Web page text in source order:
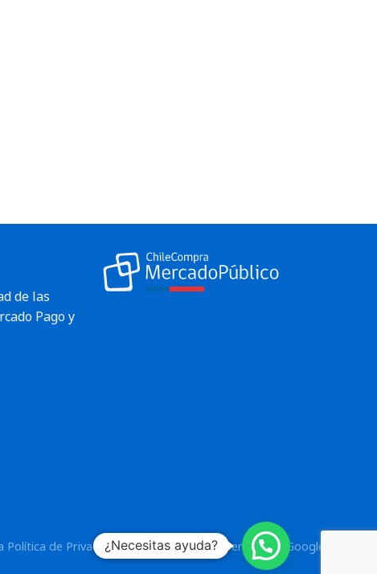
de las
Pago y
Política de Privacidady losTérminos del Serviciode Google.
¿Necesitas ayuda?